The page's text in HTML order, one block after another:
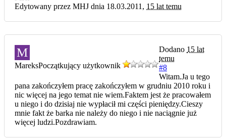
Edytowany przez MHJ dnia 18.03.2011, 15 lat temu
M
MareksPoczątkujący użytkownik
Dodano 15 lat
temu
#8
Witam.Ja u tego
pana zakończyłem pracę zakończyłem w grudniu 2010 roku i
nic więcej na jego temat nie wiem.Faktem jest że pracowałem
u niego i do dzisiaj nie wypłacił mi części pieniędzy.Cieszy
mnie fakt że barka nie należy do niego i nie naciągnie już
więcej ludzi.Pozdrawiam.